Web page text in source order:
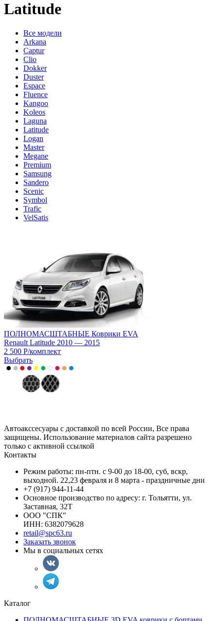
Latitude
Все модели
Arkana
Captur
Clio
Dokker
Duster
Espace
Fluence
Kangoo
Koleos
Laguna
Latitude
Logan
Master
Megane
Premium
Samsung
Sandero
Scenic
Symbol
Trafic
VelSatis
ПОЛНОМАСШТАБНЫЕ Коврики EVA
Renault Latitude 2010 — 2015
2 500 Р/комплект
Выбрать
Автоакссесуары с доставкой по всей России, Все права
защищены. Использование материалов сайта разрешено
только с активной ссылкой
Контакты
Режим работы: пн-птн. с 9-00 до 18-00, суб, вскр,
выходной. 22,23 февраля и 8 марта - праздничные дни
+7 (917) 944-11-44
Основное производство по адресу: г. Тольятти, ул.
Заставная, 32Т
ООО "СПК"
ИНН: 6382079628
retail@spc63.ru
Заказать звонок
Мы в социальных сетях
Каталог